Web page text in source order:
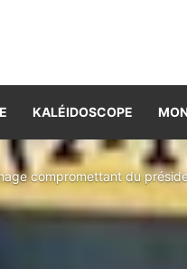
KALÉIDOSCOPE
compromettant du